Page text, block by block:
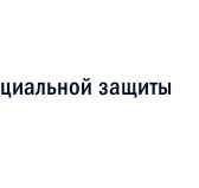
защиты